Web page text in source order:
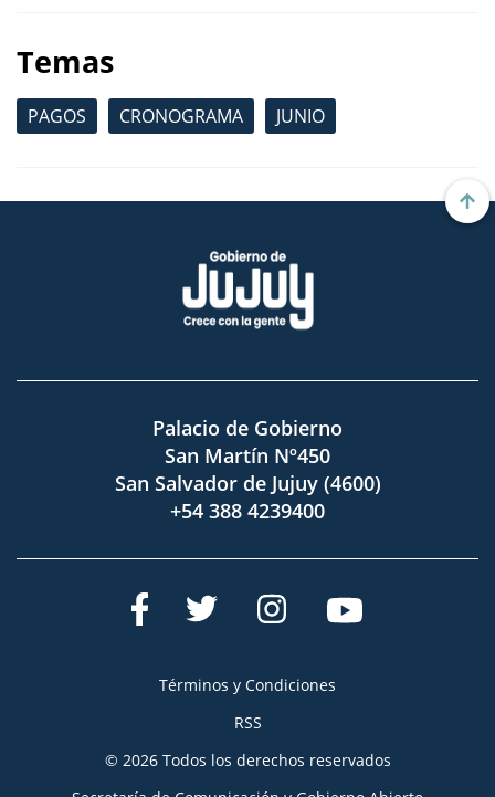
Temas
PAGOS CRONOGRAMA JUNIO
Palacio de Gobierno
San Martín Nº450
San Salvador de Jujuy (4600)
+54 388 4239400
Términos y Condiciones
RSS
© 2026 Todos los derechos reservados